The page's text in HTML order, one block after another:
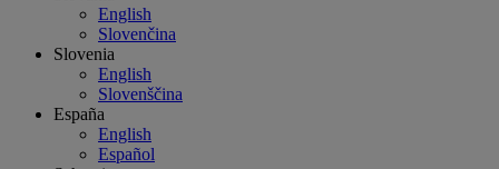
English
Slovenčina
Slovenia
English
Slovenščina
España
English
Español